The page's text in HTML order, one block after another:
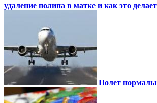
удаление полипа в матке и как это
Полет